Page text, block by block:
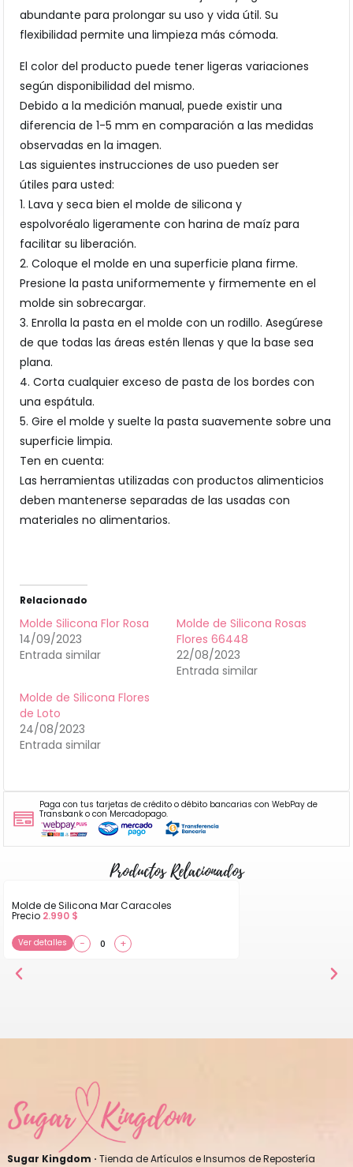
abundante para prolongar su uso y vida útil. Su
flexibilidad permite una limpieza más cómoda.
El color del producto puede tener ligeras variaciones
según disponibilidad del mismo.
Debido a la medición manual, puede existir una
diferencia de 1-5 mm en comparación a las medidas
observadas en la imagen.
Las siguientes instrucciones de uso pueden ser
útiles para usted:
1. Lava y seca bien el molde de silicona y
espolvoréalo ligeramente con harina de maíz para
facilitar su liberación.
2. Coloque el molde en una superficie plana firme.
Presione la pasta uniformemente y firmemente en el
molde sin sobrecargar.
3. Enrolla la pasta en el molde con un rodillo. Asegúrese
de que todas las áreas estén llenas y que la base sea
plana.
4. Corta cualquier exceso de pasta de los bordes con
una espátula.
5. Gire el molde y suelte la pasta suavemente sobre una
superficie limpia.
Ten en cuenta:
Las herramientas utilizadas con productos alimenticios
deben mantenerse separadas de las usadas con
materiales no alimentarios.
Relacionado
Molde Silicona Flor Rosa
14/09/2023
Entrada similar
Molde de Silicona Rosas
Flores 66448
22/08/2023
Entrada similar
Molde de Silicona Flores
de Loto
24/08/2023
Entrada similar
Paga con tus tarjetas de crédito o débito bancarias con WebPay de
Transbank o con Mercadopago.
Productos Relacionados
Molde de Silicona Mar Caracoles
Precio 2.990 $
Ver detalles − +
Sugar Kingdom · Tienda de Artículos e Insumos de Repostería